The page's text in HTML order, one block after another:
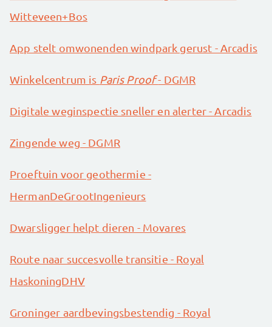
Witteveen+Bos
App stelt omwonenden windpark gerust - Arcadis
Winkelcentrum is Paris Proof- DGMR
Digitale weginspectie sneller en alerter - Arcadis
Zingende weg - DGMR
Proeftuin voor geothermie -
HermanDeGrootIngenieurs
Dwarsligger helpt dieren - Movares
Route naar succesvolle transitie - Royal
HaskoningDHV
Groninger aardbevingsbestendig - Royal